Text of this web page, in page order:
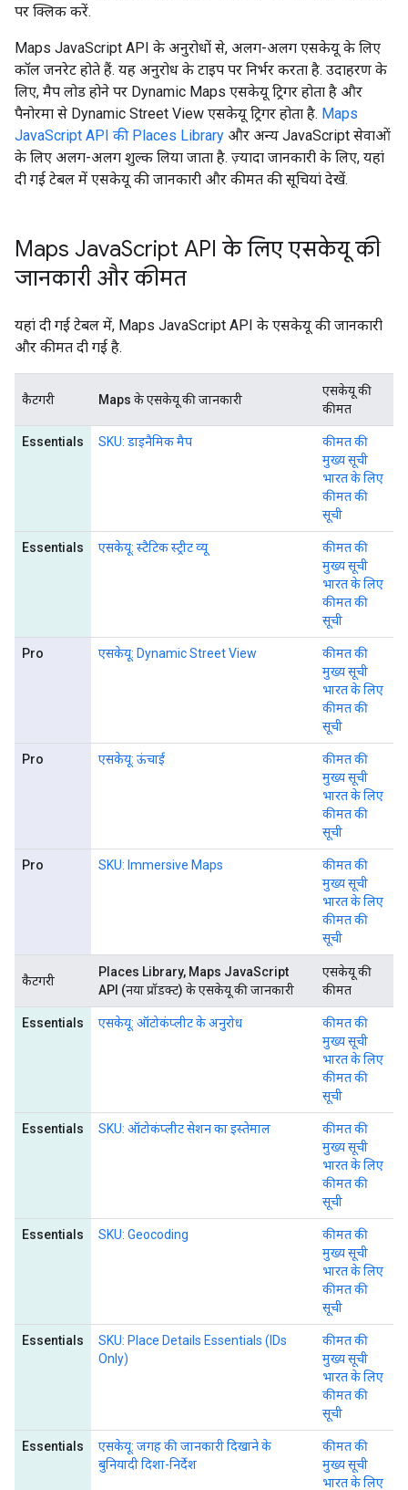
पर क्लिक करें.
Maps JavaScript API के अनुरोधों से, अलग-अलग एसकेयू के लिए
कॉल जनरेट होते हैं. यह अनुरोध के टाइप पर निर्भर करता है. उदाहरण के
लिए, मैप लोड होने पर Dynamic Maps एसकेयू ट्रिगर होता है और
पैनोरमा से Dynamic Street View एसकेयू ट्रिगर होता है. Maps
JavaScript API की Places Library और अन्य JavaScript सेवाओं
के लिए अलग-अलग शुल्क लिया जाता है. ज़्यादा जानकारी के लिए, यहां
दी गई टेबल में एसकेयू की जानकारी और कीमत की सूचियां देखें.
Maps JavaScript API के लिए एसकेयू की
जानकारी और कीमत
यहां दी गई टेबल में, Maps JavaScript API के एसकेयू की जानकारी
और कीमत दी गई है.
कैटगरी Maps के एसकेयू की जानकारी
एसकेयू की
कीमत
Essentials SKU: डाइनैमिक मैप
कीमत की
मुख्य सूची
भारत के लिए
कीमत की
सूची
Essentials एसकेयू: स्टैटिक स्ट्रीट व्यू
कीमत की
मुख्य सूची
भारत के लिए
कीमत की
सूची
Pro एसकेयू: Dynamic Street View
कीमत की
मुख्य सूची
भारत के लिए
कीमत की
सूची
Pro एसकेयू: ऊंचाई
कीमत की
मुख्य सूची
भारत के लिए
कीमत की
सूची
Pro SKU: Immersive Maps
कीमत की
मुख्य सूची
भारत के लिए
कीमत की
सूची
कैटगरी
Places Library, Maps JavaScript
API (नया प्रॉडक्ट) के एसकेयू की जानकारी
एसकेयू की
कीमत
Essentials एसकेयू: ऑटोकंप्लीट के अनुरोध
कीमत की
मुख्य सूची
भारत के लिए
कीमत की
सूची
Essentials SKU: ऑटोकंप्लीट सेशन का इस्तेमाल
कीमत की
मुख्य सूची
भारत के लिए
कीमत की
सूची
Essentials SKU: Geocoding
कीमत की
मुख्य सूची
भारत के लिए
कीमत की
सूची
Essentials
SKU: Place Details Essentials (IDs
Only)
कीमत की
मुख्य सूची
भारत के लिए
कीमत की
सूची
Essentials
एसकेयू: जगह की जानकारी दिखाने के
बुनियादी दिशा-निर्देश
कीमत की
मुख्य सूची
भारत के लिए